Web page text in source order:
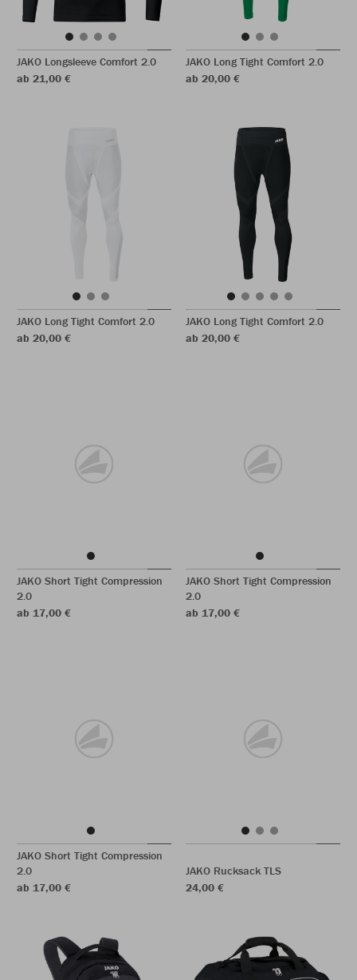
JAKO Longsleeve Comfort 2.0
ab 21,00 €
JAKO Long Tight Comfort 2.0
ab 20,00 €
JAKO Long Tight Comfort 2.0
ab 20,00 €
JAKO Long Tight Comfort 2.0
ab 20,00 €
JAKO Short Tight Compression
2.0
ab 17,00 €
JAKO Short Tight Compression
2.0
ab 17,00 €
JAKO Short Tight Compression
2.0
ab 17,00 €
JAKO Rucksack TLS
24,00 €